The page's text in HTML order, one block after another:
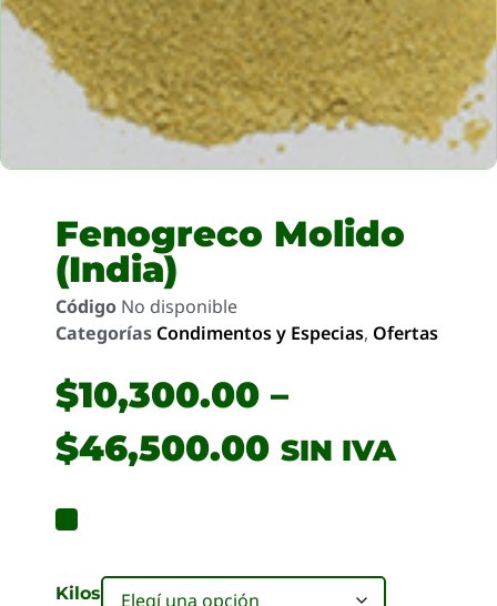
Fenogreco Molido
(India)
Código No disponible
Categorías Condimentos y Especias, Ofertas
$10,300.00 –
$46,500.00 SIN IVA
Kilos